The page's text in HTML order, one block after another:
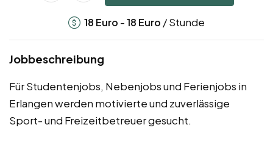
18 Euro -18 Euro / Stunde
Jobbeschreibung
Für Studentenjobs, Nebenjobs und Ferienjobs in
Erlangen werden motivierte und zuverlässige
Sport- und Freizeitbetreuer gesucht.